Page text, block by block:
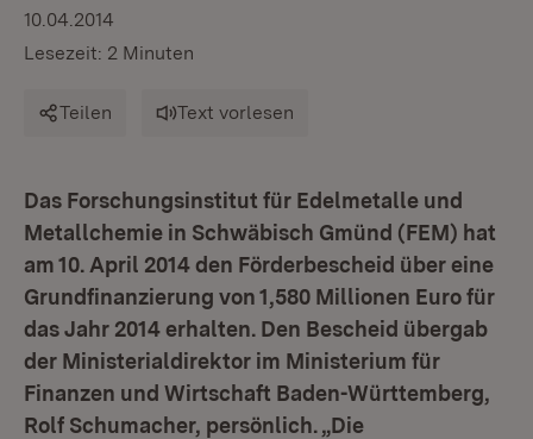
10.04.2014
Lesezeit: 2 Minuten
Teilen Text vorlesen
Das Forschungsinstitut für Edelmetalle und
Metallchemie in Schwäbisch Gmünd (FEM) hat
am 10. April 2014 den Förderbescheid über eine
Grundfinanzierung von 1,580 Millionen Euro für
das Jahr 2014 erhalten. Den Bescheid übergab
der Ministerialdirektor im Ministerium für
Finanzen und Wirtschaft Baden-Württemberg,
Rolf Schumacher, persönlich. „Die